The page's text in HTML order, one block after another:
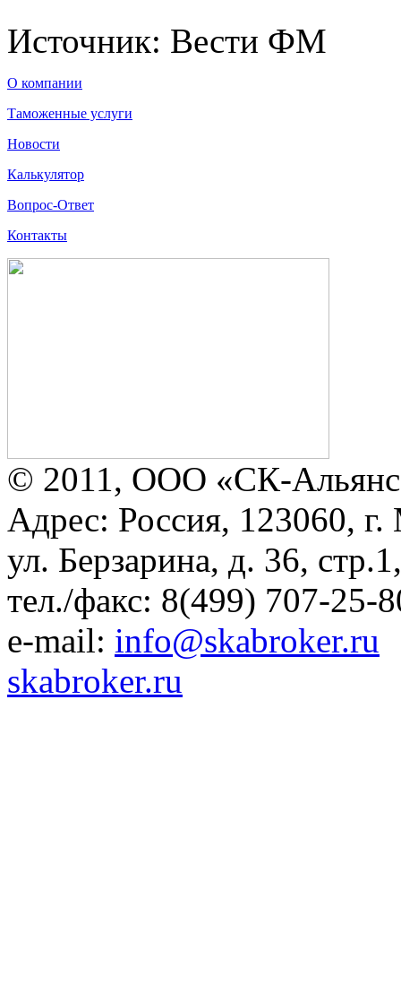
Источник: Вести ФМ
О компании
Таможенные услуги
Новости
Калькулятор
Вопрос-Ответ
Контакты
© 2011, ООО «СК-
Адрес: Россия, 123060, г.
ул. Берзарина, д. 36,
тел./факс: 8(499) 707-25-
e-mail: info@skabroker.ru
skabroker.ru